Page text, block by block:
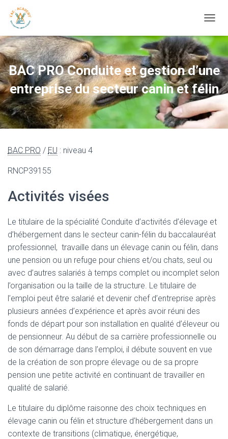
BAC PRO Conduite et gestion d’une
entreprise du secteur canin et félin
BAC PRO / EU : niveau 4
RNCP39155
Activités visées
Le titulaire de la spécialité Conduite d’activités d’élevage et
d’hébergement dans le secteur canin-félin du baccalauréat
professionnel, travaille dans un élevage canin ou félin, dans
une pension ou un refuge pour chiens et/ou chats, seul ou
avec d’autres salariés à temps complet ou incomplet selon
l’organisation ou la taille de la structure. Le titulaire de
l’emploi peut être salarié et devenir chef d’entreprise après
plusieurs années d’expérience et après avoir réuni des
fonds de départ pour son installation en qualité d’éleveur ou
de pensionneur. Au début de sa carrière professionnelle ou
de son démarrage dans l’emploi, il débute souvent en vue
de la création de son propre élevage ou de sa propre
pension une petite activité en continuant de travailler en
qualité de salarié.
Le titulaire du diplôme raisonne des choix techniques en
élevage canin ou félin et structure d’hébergement dans un
contexte de transitions (climatique, énergétique,